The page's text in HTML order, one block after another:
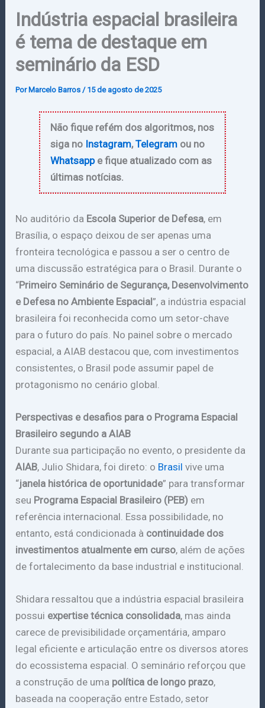
Indústria espacial brasileira
é tema de destaque em
seminário da ESD
Por Marcelo Barros/ 15 de agosto de 2025
Não fique refém dos algoritmos, nos
siga no Instagram,Telegram ou no
Whatsappe fique atualizado com as
últimas notícias.
No auditório da Escola Superior de Defesa, em
Brasília, o espaço deixou de ser apenas uma
fronteira tecnológica e passou a ser o centro de
uma discussão estratégica para o Brasil. Durante o
“Primeiro Seminário de Segurança, Desenvolvimento
e Defesa no Ambiente Espacial”, a indústria espacial
brasileira foi reconhecida como um setor-chave
para o futuro do país. No painel sobre o mercado
espacial, a AIAB destacou que, com investimentos
consistentes, o Brasil pode assumir papel de
protagonismo no cenário global.
Perspectivas e desafios para o Programa Espacial
Brasileiro segundo a AIAB
Durante sua participação no evento, o presidente da
AIAB, Julio Shidara, foi direto: o Brasil vive uma
“janela histórica de oportunidade” para transformar
seu Programa Espacial Brasileiro (PEB) em
referência internacional. Essa possibilidade, no
entanto, está condicionada à continuidade dos
investimentos atualmente em curso, além de ações
de fortalecimento da base industrial e institucional.
Shidara ressaltou que a indústria espacial brasileira
possui expertise técnica consolidada, mas ainda
carece de previsibilidade orçamentária, amparo
legal eficiente e articulação entre os diversos atores
do ecossistema espacial. O seminário reforçou que
a construção de uma política de longo prazo,
baseada na cooperação entre Estado, setor